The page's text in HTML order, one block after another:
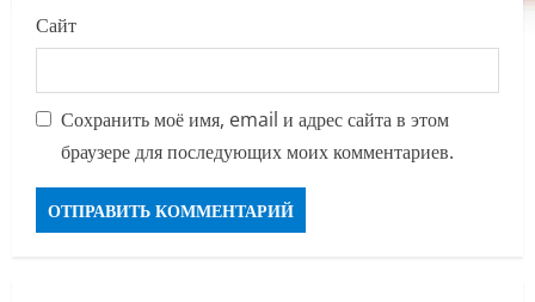
Сайт
Сохранить моё имя, email и адрес сайта в этом
браузере для последующих моих комментариев.